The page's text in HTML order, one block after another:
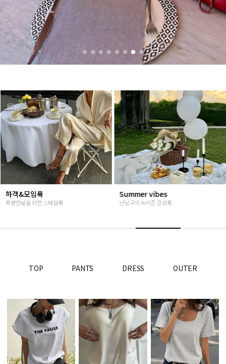
Summer vibes
난닝구의 뉴시즌 감성룩
베스트재진행
고객님들이 인정해주신 Steady seller
TOP PANTS DRESS OUTER